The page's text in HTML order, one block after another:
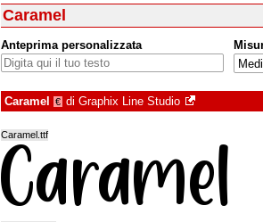
Caramel
Anteprima personalizzata
Caramel € di Graphix Line Studio
Caramel.ttf